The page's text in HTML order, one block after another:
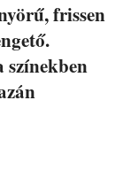
frissen
színekben